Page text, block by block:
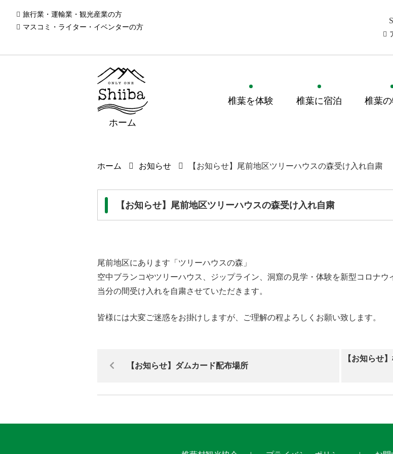
旅行業・運輸業・観光産業の方
マスコミ・ライター・イベンターの方
ホーム
椎葉を体験 椎葉に宿泊 椎葉
ホーム お知らせ 【お知らせ】尾前地区ツリーハウスの森受け入れ自粛
【お知らせ】尾前地区ツリーハウスの森受け入れ自粛
尾前地区にあります「ツリーハウスの森」
空中ブランコやツリーハウス、ジップライン、洞窟の見学・体験を新型コロナウ
当分の間受け入れを自粛させていただきます。
皆様には大変ご迷惑をお掛けしますが、ご理解の程よろしくお願い致します。
【お知らせ】ダムカード配布場所
【お知らせ